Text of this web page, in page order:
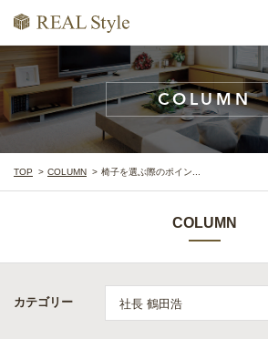
COLUMN
TOP COLUMN 椅子を選ぶ際のポイン...
COLUMN
カテゴリー 社長 鶴田浩